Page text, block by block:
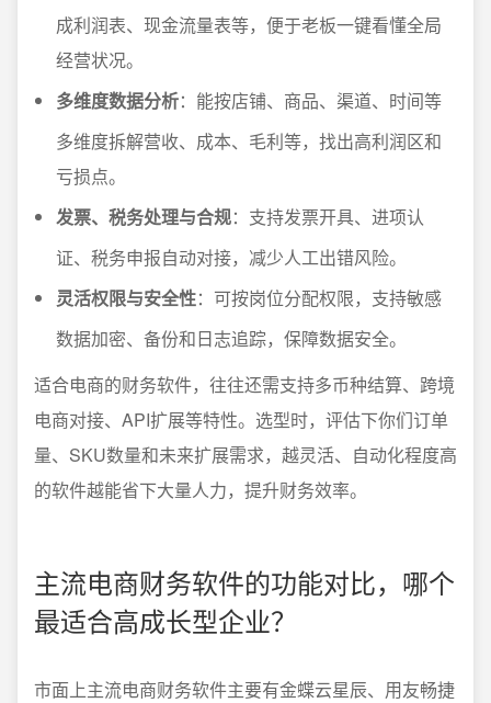
成利润表、现金流量表等，便于老板一键看懂全局
经营状况。
多维度数据分析：能按店铺、商品、渠道、时间等
多维度拆解营收、成本、毛利等，找出高利润区和
亏损点。
发票、税务处理与合规：支持发票开具、进项认
证、税务申报自动对接，减少人工出错风险。
灵活权限与安全性：可按岗位分配权限，支持敏感
数据加密、备份和日志追踪，保障数据安全。
适合电商的财务软件，往往还需支持多币种结算、跨境
电商对接、API扩展等特性。选型时，评估下你们订单
量、SKU数量和未来扩展需求，越灵活、自动化程度高
的软件越能省下大量人力，提升财务效率。
主流电商财务软件的功能对比，哪个
最适合高成长型企业？
市面上主流电商财务软件主要有金蝶云星辰、用友畅捷